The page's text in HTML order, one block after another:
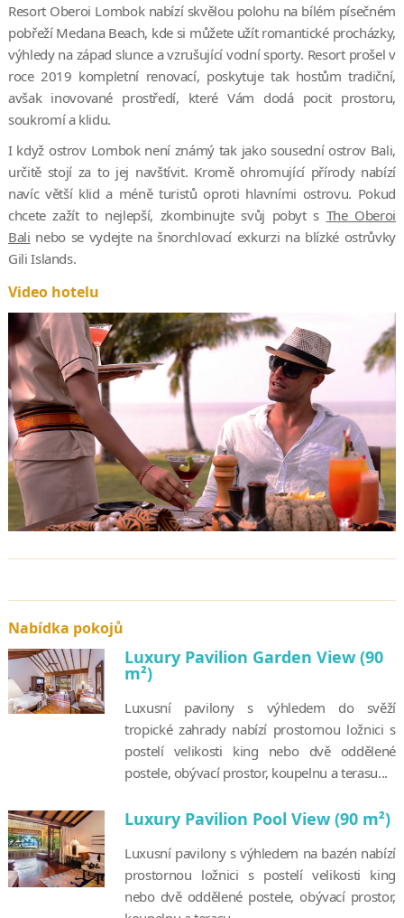
Resort Oberoi Lombok nabízí skvělou polohu na bílém písečném
pobřeží Medana Beach, kde si můžete užít romantické procházky,
výhledy na západ slunce a vzrušující vodní sporty. Resort prošel v
roce 2019 kompletní renovací, poskytuje tak hostům tradiční,
avšak inovované prostředí, které Vám dodá pocit prostoru,
soukromí a klidu.
I když ostrov Lombok není známý tak jako sousední ostrov Bali,
určitě stojí za to jej navštívit. Kromě ohromující přírody nabízí
navíc větší klid a méně turistů oproti hlavními ostrovu. Pokud
chcete zažít to nejlepší, zkombinujte svůj pobyt s The Oberoi
Bali nebo se vydejte na šnorchlovací exkurzi na blízké ostrůvky
Gili Islands.
Video hotelu
Nabídka pokojů
Luxury Pavilion Garden View (90
m²)
Luxusní pavilony s výhledem do svěží
tropické zahrady nabízí prostornou ložnici s
postelí velikosti king nebo dvě oddělené
postele, obývací prostor, koupelnu a terasu...
Luxury Pavilion Pool View (90 m²)
Luxusní pavilony s výhledem na bazén nabízí
prostornou ložnici s postelí velikosti king
nebo dvě oddělené postele, obývací prostor,